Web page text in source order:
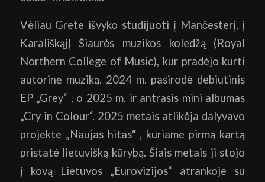
Vėliau Grete išvyko studijuoti į Mančesterį, į
Karališkąjį Šiaurės muzikos koledžą (Royal
Northern College of Music), kur pradėjo kurti
autorinę muziką. 2024 m. pasirodė debiutinis
EP „Grey“ , o 2025 m. ir antrasis mini albumas
„Cry in Colour“. 2025 metais atlikėja dalyvavo
projekte „Naujas hitas“ , kuriame pirmą kartą
pristatė lietuvišką kūrybą. Šiais metais ji stojo
į kovą Lietuvos „Eurovizijos“ atrankoje su